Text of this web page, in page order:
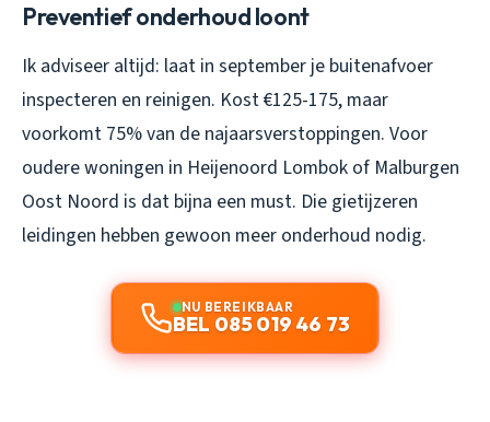
Preventief onderhoud loont
Ik adviseer altijd: laat in september je buitenafvoer
inspecteren en reinigen. Kost €125-175, maar
voorkomt 75% van de najaarsverstoppingen. Voor
oudere woningen in Heijenoord Lombok of Malburgen
Oost Noord is dat bijna een must. Die gietijzeren
leidingen hebben gewoon meer onderhoud nodig.
NU BEREIKBAAR
BEL 085 019 46 73